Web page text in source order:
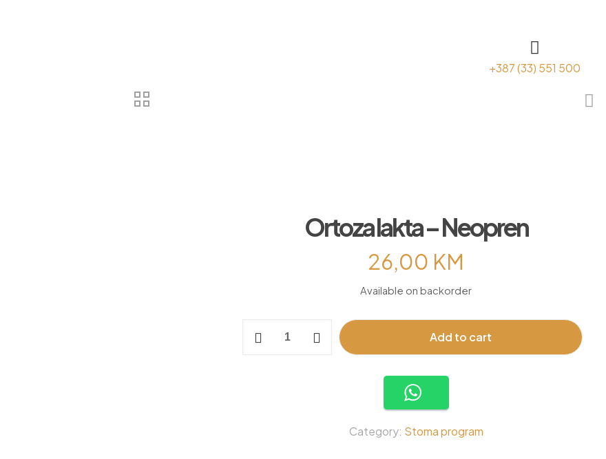
+387 (33) 551 500
Ortoza lakta – Neopren
26,00 KM
Available on backorder
lakta
Add to cart
Category: Stoma program